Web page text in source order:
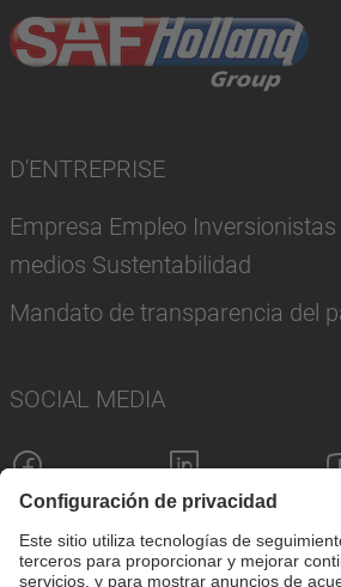
D'ENTREPRISE
Empresa Empleo
medios Sustentabilidad
Mandato de transparencia del
SOCIAL MEDIA